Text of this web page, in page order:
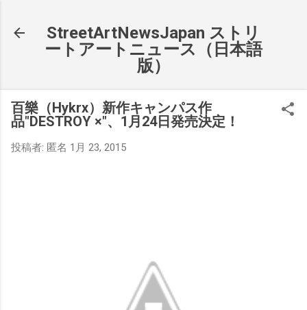
StreetArtNewsJapan ストリ
ートアートニュース（日本語
版）
百樂（Hykrx）新作キャンパス作
品"DESTROY ×"、1月24日発売決定！
投稿者: 匿名 1月 23, 2015